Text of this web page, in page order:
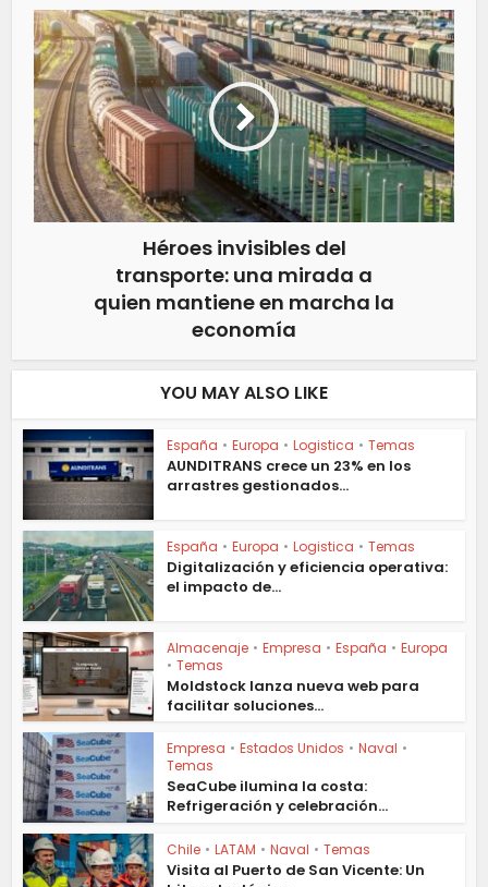
Héroes invisibles del
transporte: una mirada a
quien mantiene en marcha la
economía
YOU MAY ALSO LIKE
España • Europa • Logistica • Temas
AUNDITRANS crece un 23% en los
arrastres gestionados...
España • Europa • Logistica • Temas
Digitalización y eficiencia operativa:
el impacto de...
Almacenaje • Empresa • España • Europa
• Temas
Moldstock lanza nueva web para
facilitar soluciones...
Empresa • Estados Unidos • Naval •
Temas
SeaCube ilumina la costa:
Refrigeración y celebración...
Chile • LATAM • Naval • Temas
Visita al Puerto de San Vicente: Un